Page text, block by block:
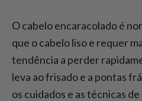
seco
Dicas para cuidar
encaracolado seco
Produtos e
encaracolados secos
O cabelo encaracolado é
que o cabelo liso e requer
tendência a perder
leva ao frisado e a pontas
os cuidados e as técnicas